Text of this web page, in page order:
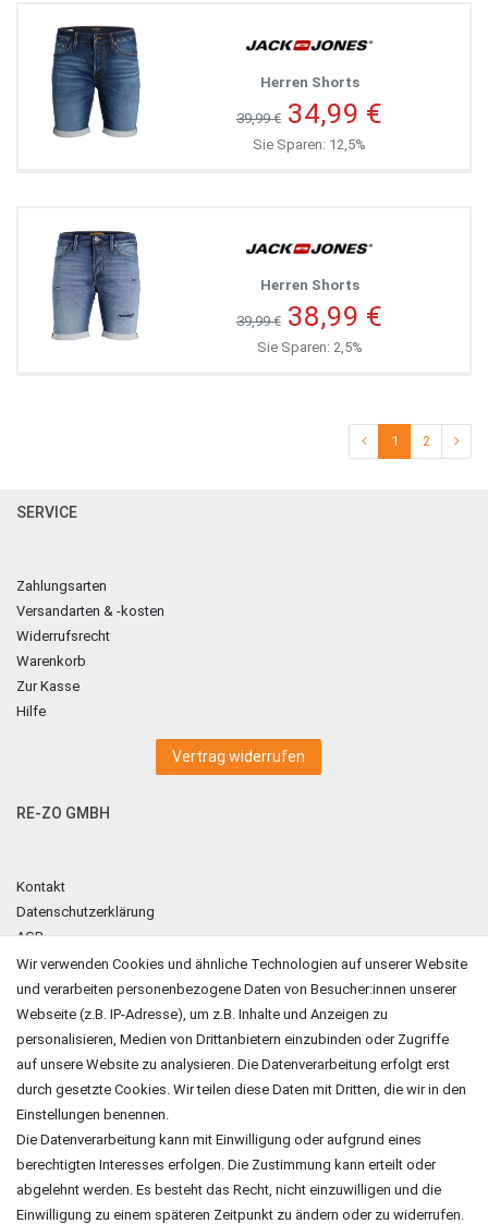
Herren Shorts
39,99 € 34,99 €
Sie Sparen: 12,5%
Herren Shorts
39,99 € 38,99 €
Sie Sparen: 2,5%
1 2
SERVICE
Zahlungsarten
Versandarten & -kosten
Widerrufsrecht
Warenkorb
Zur Kasse
Hilfe
Vertrag widerrufen
RE-ZO GMBH
Kontakt
Datenschutzerklärung
AGB
Impressum
ZAHLUNGSARTEN
Wir verwenden Cookies und ähnliche Technologien auf unserer Website
und verarbeiten personenbezogene Daten von Besucher:innen unserer
Webseite (z.B. IP-Adresse), um z.B. Inhalte und Anzeigen zu
personalisieren, Medien von Drittanbietern einzubinden oder Zugriffe
auf unsere Website zu analysieren. Die Datenverarbeitung erfolgt erst
durch gesetzte Cookies. Wir teilen diese Daten mit Dritten, die wir in den
Einstellungen benennen.
Die Datenverarbeitung kann mit Einwilligung oder aufgrund eines
berechtigten Interesses erfolgen. Die Zustimmung kann erteilt oder
abgelehnt werden. Es besteht das Recht, nicht einzuwilligen und die
Einwilligung zu einem späteren Zeitpunkt zu ändern oder zu widerrufen.